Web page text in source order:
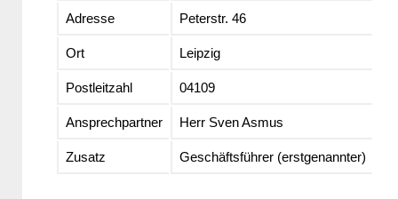
Adresse Peterstr. 46
Ort Leipzig
Postleitzahl 04109
Ansprechpartner Herr Sven Asmus
Zusatz Geschäftsführer (erstgenannter)